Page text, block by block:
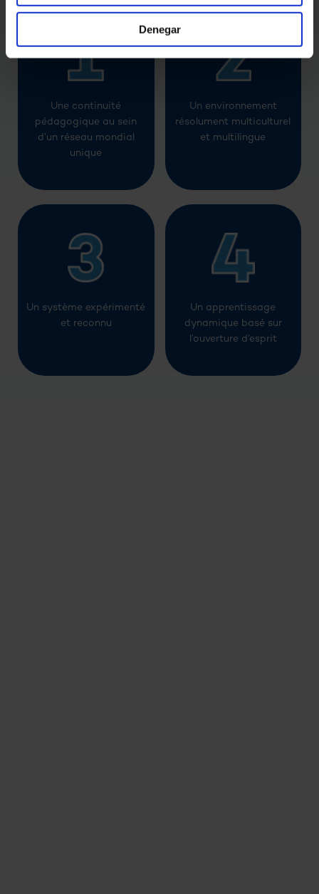
Denegar
Une continuité
pédagogique au sein
d’un réseau mondial
unique
Un environnement
résolument multiculturel
et multilingue
Un système expérimenté
et reconnu
Un apprentissage
dynamique basé sur
l’ouverture d’esprit